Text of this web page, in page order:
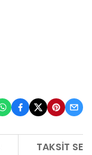
TAKSIT